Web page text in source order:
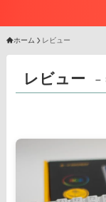
ホーム レビュー
レビュー –